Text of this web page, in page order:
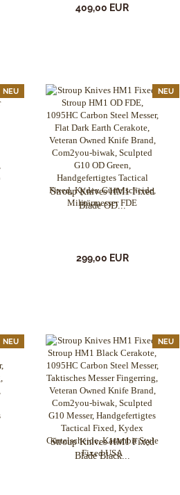
409,00 EUR
NEU NEU
Stroup Knives HM1 Fixed
Blade OD...
299,00 EUR
NEU NEU
Stroup Knives HM1 Fixed
Blade Black...